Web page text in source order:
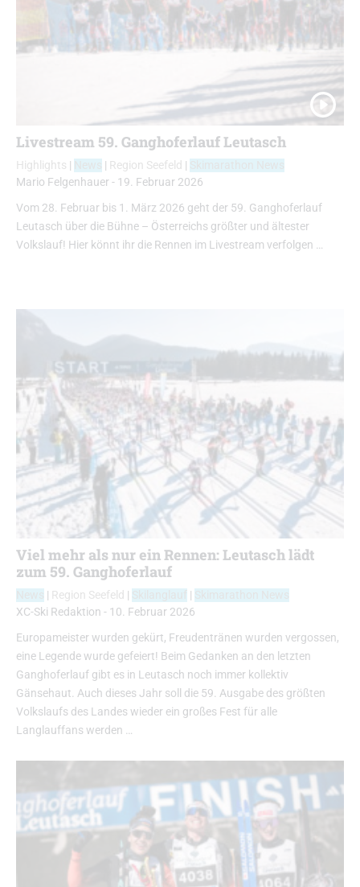
Livestream 59. Ganghoferlauf Leutasch
Highlights | | Region Seefeld |
Mario Felgenhauer - 19. Februar 2026
Vom 28. Februar bis 1. März 2026 geht der 59. Ganghoferlauf
Leutasch über die Bühne – Österreichs größter und ältester
Volkslauf! Hier könnt ihr die Rennen im Livestream verfolgen …
Viel mehr als nur ein Rennen: Leutasch lädt
zum 59. Ganghoferlauf
| Region Seefeld | |
XC-Ski Redaktion - 10. Februar 2026
Europameister wurden gekürt, Freudentränen wurden vergossen,
eine Legende wurde gefeiert! Beim Gedanken an den letzten
Ganghoferlauf gibt es in Leutasch noch immer kollektiv
Gänsehaut. Auch dieses Jahr soll die 59. Ausgabe des größten
Volkslaufs des Landes wieder ein großes Fest für alle
Langlauffans werden …